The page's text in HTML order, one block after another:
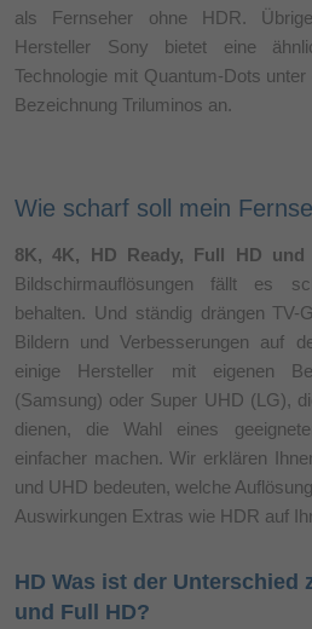
als Fernseher ohne HDR.
Hersteller Sony bietet eine
Technologie mit Quantum-Dots unter
Bezeichnung Triluminos an.
Wie scharf soll mein
8K, 4K, HD Ready, Full HD und
Bildschirmauflösungen fällt es
behalten. Und ständig drängen TV-
Bildern und Verbesserungen auf
einige Hersteller mit eigenen
(Samsung) oder Super UHD (LG),
dienen, die Wahl eines
einfacher machen. Wir erklären
und UHD bedeuten, welche
Auswirkungen Extras wie HDR auf
HD Was ist der Unterschied
und Full HD?